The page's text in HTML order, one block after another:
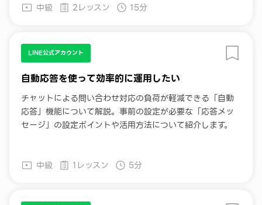
中級 2レッスン 15分
LINE公式アカウント
自動応答を使って効率的に運用したい
チャットによる問い合わせ対応の負荷が軽減できる「自動
応答」機能について解説。事前の設定が必要な「応答メッ
セージ」の設定ポイントや活用方法について紹介します。
中級 1レッスン 5分